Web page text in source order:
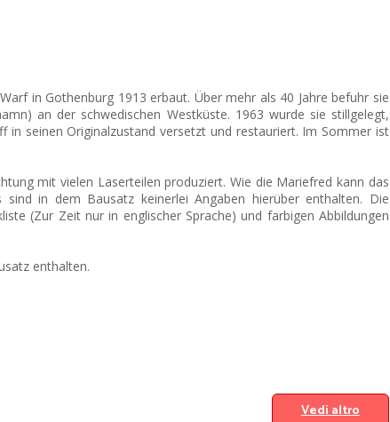
in Gothenburg 1913 erbaut. Über mehr als 40 Jahre befuhr sie
an der schwedischen Westküste. 1963 wurde sie stillgelegt,
in seinen Originalzustand versetzt und restauriert. Im Sommer ist
mit vielen Laserteilen produziert. Wie die Mariefred kann das
in dem Bausatz keinerlei Angaben hierüber enthalten. Die
(Zur Zeit nur in englischer Sprache) und farbigen Abbildungen
enthalten.
Vedi altro